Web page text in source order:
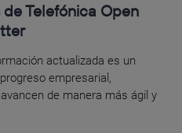
Telefónica Open
actualizada es un
empresarial,
de manera más ágil y